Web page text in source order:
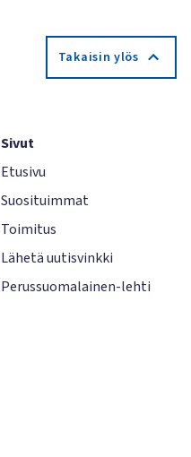
Takaisin ylös
Sivut
Etusivu
Suosituimmat
Toimitus
Lähetä uutisvinkki
Perussuomalainen-lehti